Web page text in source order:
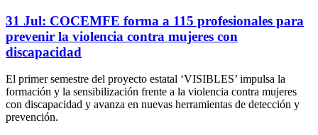
31 Jul: COCEMFE forma a 115 profesionales para
prevenir la violencia contra mujeres con
discapacidad
El primer semestre del proyecto estatal ‘VISIBLES’ impulsa la
formación y la sensibilización frente a la violencia contra mujeres
con discapacidad y avanza en nuevas herramientas de detección y
prevención.